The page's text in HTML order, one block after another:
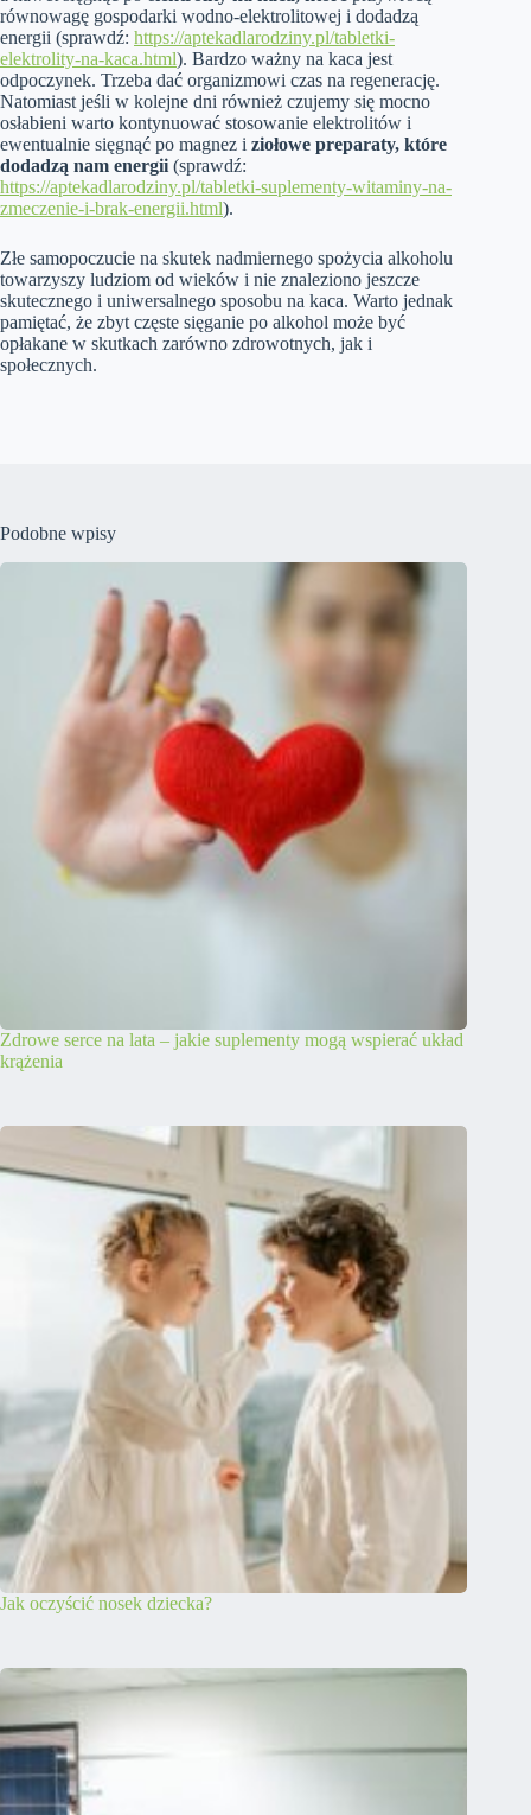
równowagę gospodarki wodno-elektrolitowej i dodadzą
energii (sprawdź: https://aptekadlarodziny.pl/tabletki-
elektrolity-na-kaca.html). Bardzo ważny na kaca jest
odpoczynek. Trzeba dać organizmowi czas na regenerację.
Natomiast jeśli w kolejne dni również czujemy się mocno
osłabieni warto kontynuować stosowanie elektrolitów i
ewentualnie sięgnąć po magnez i ziołowe preparaty, które
dodadzą nam energii (sprawdź:
https://aptekadlarodziny.pl/tabletki-suplementy-witaminy-na-
zmeczenie-i-brak-energii.html).
Złe samopoczucie na skutek nadmiernego spożycia alkoholu
towarzyszy ludziom od wieków i nie znaleziono jeszcze
skutecznego i uniwersalnego sposobu na kaca. Warto jednak
pamiętać, że zbyt częste sięganie po alkohol może być
opłakane w skutkach zarówno zdrowotnych, jak i
społecznych.
Podobne wpisy
Zdrowe serce na lata – jakie suplementy mogą wspierać układ
krążenia
Jak oczyścić nosek dziecka?